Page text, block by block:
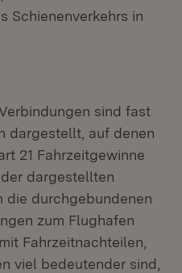
Schienenverkehrs in
sind fast
dargestellt, auf denen
21 Fahrzeitgewinne
dargestellten
die durchgebundenen
zum Flughafen
Fahrzeitnachteilen,
viel bedeutender sind,